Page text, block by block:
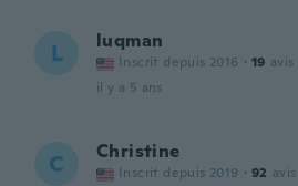
L luqman
Inscrit depuis 2016 · 19 avis
il y a 5 ans
C Christine
Inscrit depuis 2019 · 92 avis